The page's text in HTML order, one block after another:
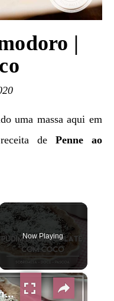
|
de Penne ao
Now Playing
×
Receita de Pudim de Chocolate com Coco - Receitinhas para Páscoa